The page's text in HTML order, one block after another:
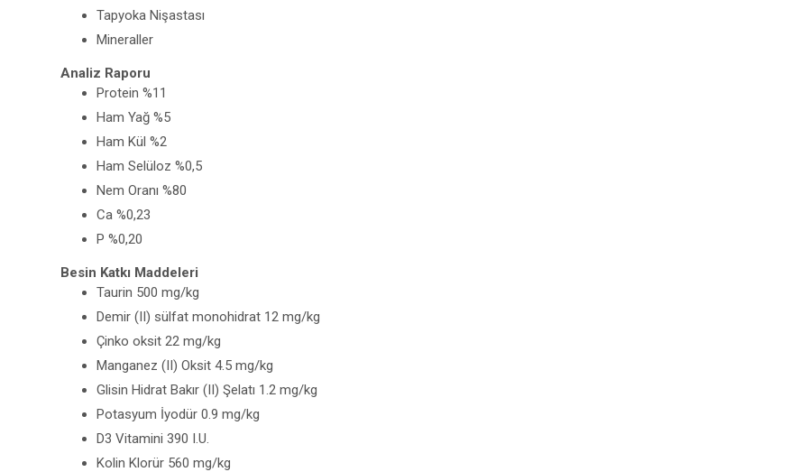
Tapyoka Nişastası
Mineraller
Analiz Raporu
Protein %11
Ham Yağ %5
Ham Kül %2
Ham Selüloz %0,5
Nem Oranı %80
Ca %0,23
P %0,20
Besin Katkı Maddeleri
Taurin 500 mg/kg
Demir (II) sülfat monohidrat 12 mg/kg
Çinko oksit 22 mg/kg
Manganez (II) Oksit 4.5 mg/kg
Glisin Hidrat Bakır (II) Şelatı 1.2 mg/kg
Potasyum İyodür 0.9 mg/kg
D3 Vitamini 390 I.U.
Kolin Klorür 560 mg/kg